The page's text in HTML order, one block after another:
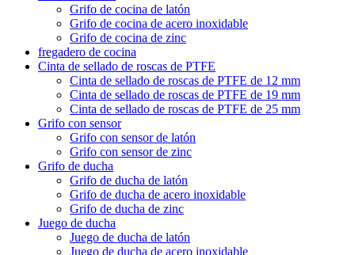
Grifo de cocina de latón
Grifo de cocina de acero inoxidable
Grifo de cocina de zinc
fregadero de cocina
Cinta de sellado de roscas de PTFE
Cinta de sellado de roscas de PTFE de 12 mm
Cinta de sellado de roscas de PTFE de 19 mm
Cinta de sellado de roscas de PTFE de 25 mm
Grifo con sensor
Grifo con sensor de latón
Grifo con sensor de zinc
Grifo de ducha
Grifo de ducha de latón
Grifo de ducha de acero inoxidable
Grifo de ducha de zinc
Juego de ducha
Juego de ducha de latón
Juego de ducha de acero inoxidable